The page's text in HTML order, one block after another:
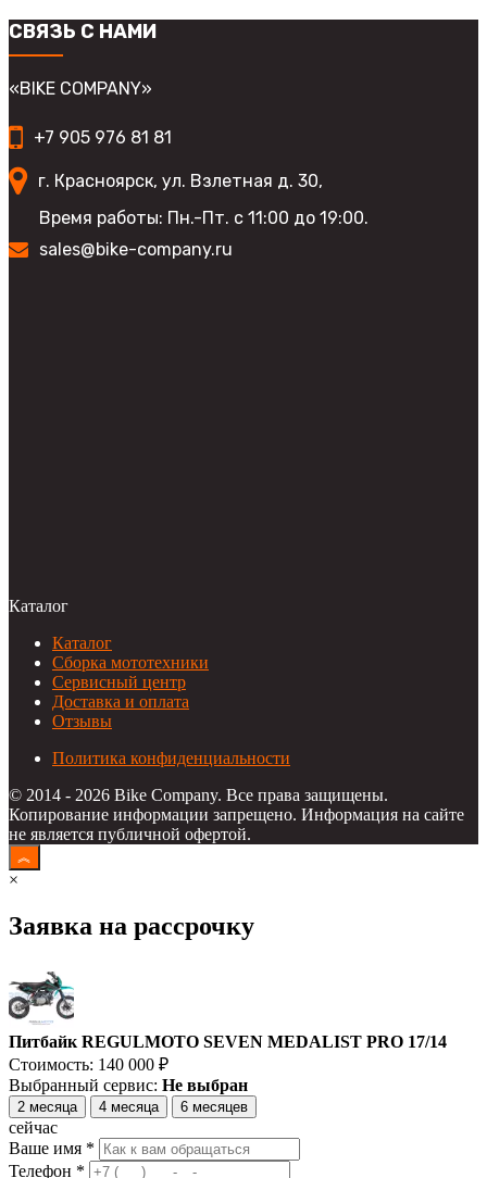
на
вариаций.
товара.
СВЯЗЬ С НАМИ
«BIKE COMPANY»
+7 905 976 81 81
г. Красноярск, ул. Взлетная д. 30,
Время работы: Пн.-Пт. с 11:00 до 19:00.
sales@bike-company.ru
Каталог
Каталог
Сборка мототехники
Сервисный центр
Доставка и оплата
Отзывы
Политика конфиденциальности
© 2014 - 2026 Bike Company. Все права защищены.
Копирование информации запрещено. Информация на сайте
не является публичной офертой.
×
Заявка на рассрочку
Питбайк REGULMOTO SEVEN MEDALIST PRO 17/14
Стоимость: 140 000 ₽
Выбранный сервис: Не выбран
2 месяца 4 месяца 6 месяцев
сейчас
Ваше имя *
Телефон *